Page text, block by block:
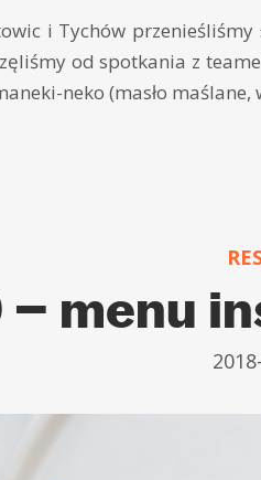
i Tychów
od spotkania z
neko (masło maślane,
– menu